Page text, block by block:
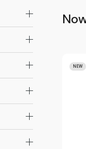
NEW